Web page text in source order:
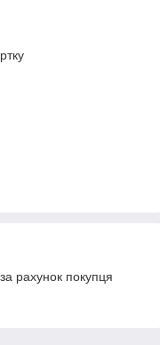
рахунок покупця